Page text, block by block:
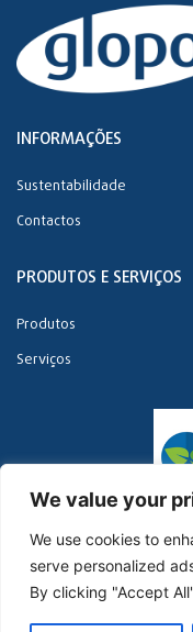
We value your
We use cookies to
serve personalized
By clicking "Accept
INFORMAÇÕES
Sustentabilidade
Contactos
PRODUTOS E SERVIÇOS
Produtos
Serviços
Copyright © 2022